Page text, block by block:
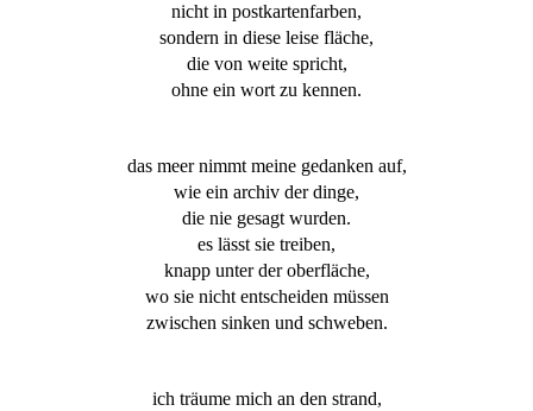
nicht in postkartenfarben,
sondern in diese leise fläche,
die von weite spricht,
ohne ein wort zu kennen.
das meer nimmt meine gedanken auf,
wie ein archiv der dinge,
die nie gesagt wurden.
es lässt sie treiben,
knapp unter der oberfläche,
wo sie nicht entscheiden müssen
zwischen sinken und schweben.
ich träume mich an den strand,